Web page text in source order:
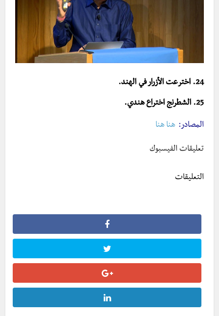
24. اخترعت الأزرار في الهند.
25. الشطرنج اختراع هندي.
المصادر: هنا هنا
تعليقات الفيسبوك
التعليقات